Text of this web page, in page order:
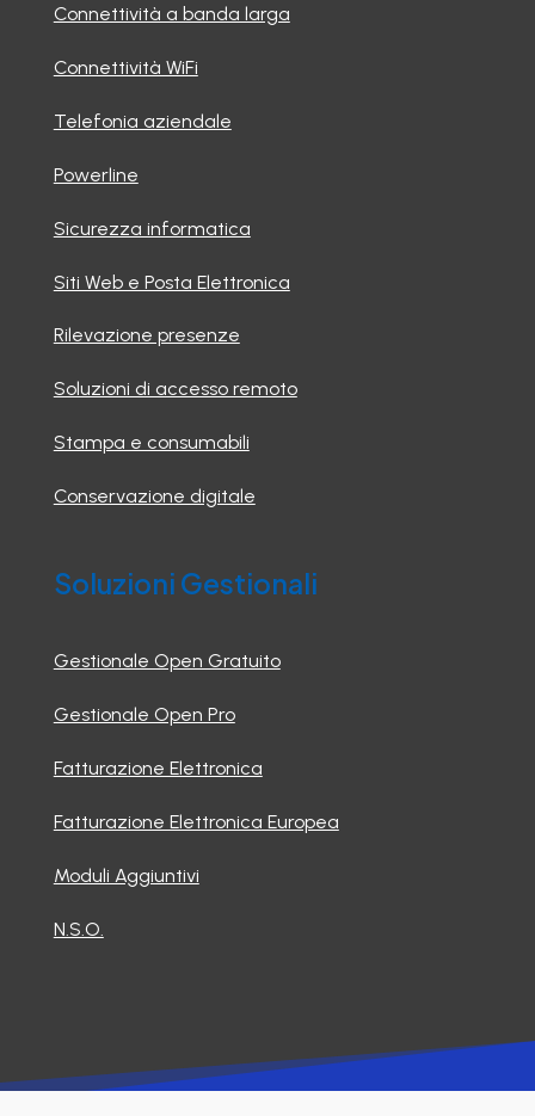
Connettività a banda larga
Connettività WiFi
Telefonia aziendale
Powerline
Sicurezza informatica
Siti Web e Posta Elettronica
Rilevazione presenze
Soluzioni di accesso remoto
Stampa e consumabili
Conservazione digitale
Soluzioni Gestionali
Gestionale Open Gratuito
Gestionale Open Pro
Fatturazione Elettronica
Fatturazione Elettronica Europea
Moduli Aggiuntivi
N.S.O.